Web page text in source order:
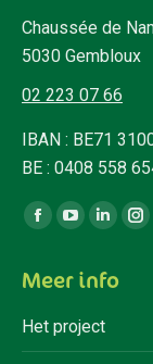
Chaussée de
5030 Gembloux
02 223 07 66
IBAN : BE71
BE : 0408 558
Vind ons op:
Facebook
opens
new
YouTube
opens
new
opens
Meer info
Het project